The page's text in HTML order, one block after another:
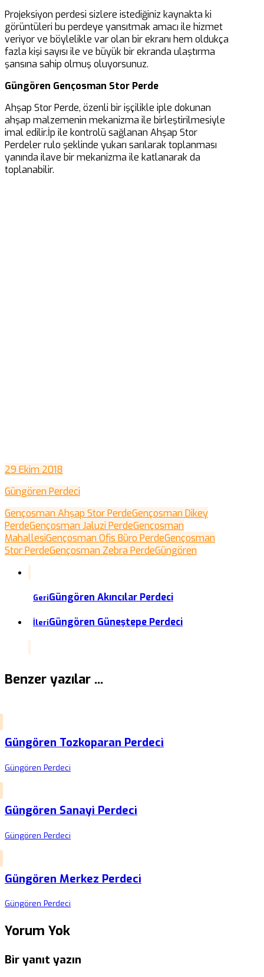
Projeksiyon perdesi sizlere istediğiniz kaynakta ki
görüntüleri bu perdeye yansıtmak amacı ile hizmet
veriyor ve böylelikle var olan bir ekranı hem oldukça
fazla kişi sayısı ile ve büyük bir ekranda ulaştırma
şansına sahip olmuş oluyorsunuz.
Güngören Gençosman Stor Perde
Ahşap Stor Perde, özenli bir işçilikle iple dokunan
ahşap malzemenin mekanizma ile birleştirilmesiyle
imal edilir.İp ile kontrolü sağlanan Ahşap Stor
Perdeler rulo şeklinde yukarı sarılarak toplanması
yanında ilave bir mekanizma ile katlanarak da
toplanabilir.
29 Ekim 2018
Güngören Perdeci
Gençosman Ahşap Stor PerdeGençosman Dikey
PerdeGençosman Jaluzi PerdeGençosman
MahallesiGençosman Ofis Büro PerdeGençosman
Stor PerdeGençosman Zebra PerdeGüngören
GeriGüngören Akıncılar Perdeci
İleriGüngören Güneştepe Perdeci
Benzer yazılar ...
Güngören Tozkoparan Perdeci
Güngören Perdeci
Güngören Sanayi Perdeci
Güngören Perdeci
Güngören Merkez Perdeci
Güngören Perdeci
Yorum Yok
Bir yanıt yazın